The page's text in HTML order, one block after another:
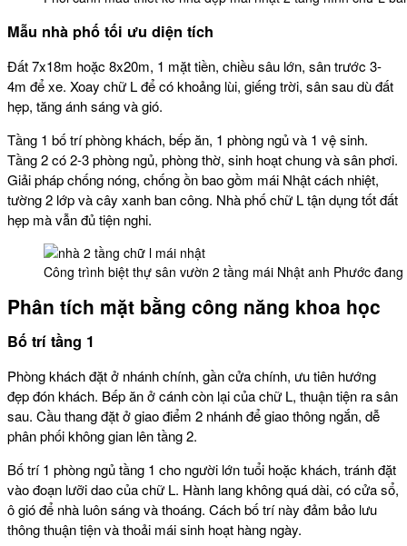
Mẫu nhà phố tối ưu diện tích
Đất 7x18m hoặc 8x20m, 1 mặt tiền, chiều sâu lớn, sân trước 3-
4m để xe. Xoay chữ L để có khoảng lùi, giếng trời, sân sau dù đất
hẹp, tăng ánh sáng và gió.
Tầng 1 bố trí phòng khách, bếp ăn, 1 phòng ngủ và 1 vệ sinh.
Tầng 2 có 2-3 phòng ngủ, phòng thờ, sinh hoạt chung và sân phơi.
Giải pháp chống nóng, chống ồn bao gồm mái Nhật cách nhiệt,
tường 2 lớp và cây xanh ban công. Nhà phố chữ L tận dụng tốt đất
hẹp mà vẫn đủ tiện nghi.
Công trình biệt thự sân vườn 2 tầng mái Nhật anh Phước
Phân tích mặt bằng công năng khoa học
Bố trí tầng 1
Phòng khách đặt ở nhánh chính, gần cửa chính, ưu tiên hướng
đẹp đón khách. Bếp ăn ở cánh còn lại của chữ L, thuận tiện ra sân
sau. Cầu thang đặt ở giao điểm 2 nhánh để giao thông ngắn, dễ
phân phối không gian lên tầng 2.
Bố trí 1 phòng ngủ tầng 1 cho người lớn tuổi hoặc khách, tránh đặt
vào đoạn lưỡi dao của chữ L. Hành lang không quá dài, có cửa sổ,
ô gió để nhà luôn sáng và thoáng. Cách bố trí này đảm bảo lưu
thông thuận tiện và thoải mái sinh hoạt hàng ngày.